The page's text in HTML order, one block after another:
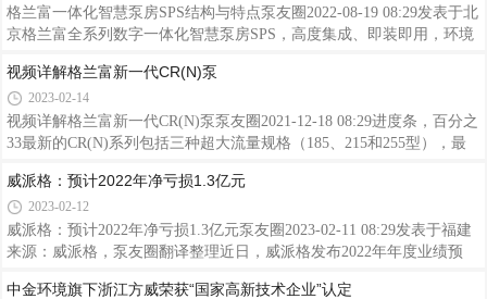
点往往是既要节能又要可靠运行，所以我们会聚焦在工业流程中某一个
水泵应用环节，称之为PCW（Processing Cooling Water，工艺冷却水系
相关。——
格兰富一体化智慧泵房SPS结构与特点泵友圈2022-08-19 08:29发表于北
京格兰富全系列数字一体化智慧泵房SPS，高度集成、即装即用，环境
供水应用。
视频详解格兰富新一代CR(N)泵
2023-02-14
视频详解格兰富新一代CR(N)泵泵友圈2021-12-18 08:29进度条，百分之
33最新的CR(N)系列包括三种超大流量规格（185、215和255型），最
力也提升至40 bar（580 psi）
威派格：预计2022年净亏损1.3亿元
2023-02-12
威派格：预计2022年净亏损1.3亿元泵友圈2023-02-11 08:29发表于福建
来源：威派格，泵友圈翻译整理近日，威派格发布2022年年度业绩预
元左右，去年同期为19,585.89万元；实现归属于母公司所有者的扣除非
中金环境旗下浙江方威荣获“国家高新技术企业”认定